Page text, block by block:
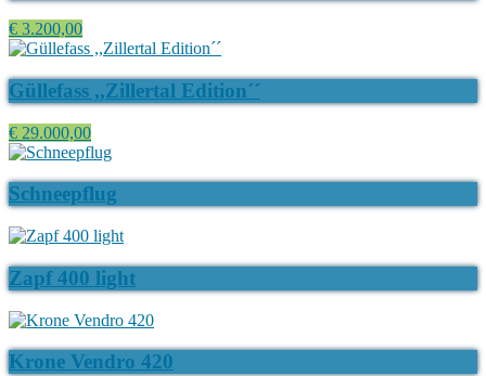
€ 3.200,00
Güllefass ,,Zillertal Edition´´
€ 29.000,00
Schneepflug
Zapf 400 light
Krone Vendro 420